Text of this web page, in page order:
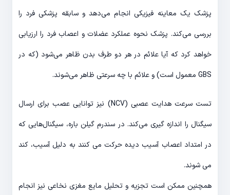
پزشک یک معاینه فیزیکی انجام می‌دهد و سابقه پزشکی فرد را
بررسی می‌کند. پزشک نحوه عملکرد عضلات و اعصاب فرد را ارزیابی
خواهد کرد که آیا علائم در هر دو طرف بدن ظاهر می‌شود (که در
GBS معمول است) و علائم با چه سرعتی ظاهر می‌شوند.
تست سرعت هدایت عصبی (NCV) نیز توانایی عصب برای ارسال
سیگنال را اندازه گیری می‌کند. در سندرم گیلن باره، سیگنال‌هایی که
در امتداد اعصاب آسیب دیده حرکت می کنند به دلیل آسیب، کند
می شوند.
همچنین ممکن است تجزیه و تحلیل مایع مغزی نخاعی نیز انجام